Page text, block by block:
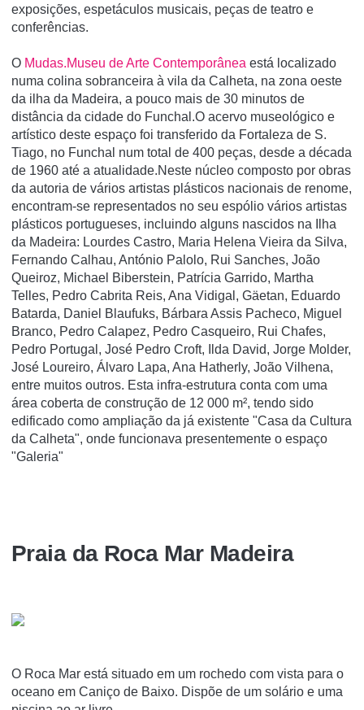
exposições, espetáculos musicais, peças de teatro e
conferências.
O Mudas.Museu de Arte Contemporânea está localizado
numa colina sobranceira à vila da Calheta, na zona oeste
da ilha da Madeira, a pouco mais de 30 minutos de
distância da cidade do Funchal.O acervo museológico e
artístico deste espaço foi transferido da Fortaleza de S.
Tiago, no Funchal num total de 400 peças, desde a década
de 1960 até a atualidade.Neste núcleo composto por obras
da autoria de vários artistas plásticos nacionais de renome,
encontram-se representados no seu espólio vários artistas
plásticos portugueses, incluindo alguns nascidos na Ilha
da Madeira: Lourdes Castro, Maria Helena Vieira da Silva,
Fernando Calhau, António Palolo, Rui Sanches, João
Queiroz, Michael Biberstein, Patrícia Garrido, Martha
Telles, Pedro Cabrita Reis, Ana Vidigal, Gäetan, Eduardo
Batarda, Daniel Blaufuks, Bárbara Assis Pacheco, Miguel
Branco, Pedro Calapez, Pedro Casqueiro, Rui Chafes,
Pedro Portugal, José Pedro Croft, Ilda David, Jorge Molder,
José Loureiro, Álvaro Lapa, Ana Hatherly, João Vilhena,
entre muitos outros. Esta infra-estrutura conta com uma
área coberta de construção de 12 000 m², tendo sido
edificado como ampliação da já existente "Casa da Cultura
da Calheta", onde funcionava presentemente o espaço
"Galeria"
Praia da Roca Mar Madeira
O Roca Mar está situado em um rochedo com vista para o
oceano em Caniço de Baixo. Dispõe de um solário e uma